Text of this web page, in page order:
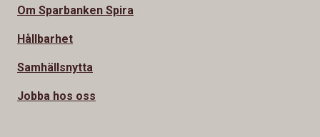
Om Sparbanken Spira
Hållbarhet
Samhällsnytta
Jobba hos oss